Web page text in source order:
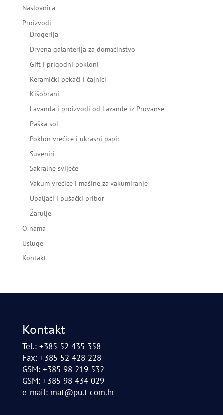
Naslovnica
Proizvodi
Drogerija
Drvena galanterija za domaćinstvo
Gift i prigodni pokloni
Keramički pekači i čajnici
Kišobrani
Lavanda i proizvodi od Lavande iz Provanse
Paška sol
Poklon vrećice i ukrasni papir
Suveniri
Sakralne svijeće
Vakum vrećice i mašine za vakumiranje
Upaljači i pušački pribor
Žarulje
O nama
Usluge
Kontakt
Kontakt
Tel.: +385 52 435 358
Fax: +385 52 428 228
GSM: +385 98 219 532
GSM: +385 98 434 029
e-mail: mat@pu.t-com.hr